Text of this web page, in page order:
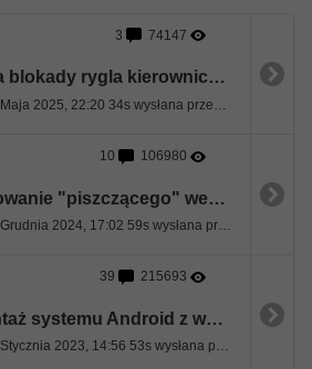
3 74147
Naprawa silniczka blokady rygla kierownicy ESL demontaż kolumny kierowniczej.
10 106980
Demontaż i smarowanie "piszczącego" wentylatora nawiewu
Ostatnia wiadomość: 23 Grudnia 2024, 17:02 59s wysłana przez Artleks
39 215693
W212 APS50 montaż systemu Android z wyświetlaczem 10,25"
Ostatnia wiadomość: 24 Stycznia 2023, 14:56 53s wysłana przez covent